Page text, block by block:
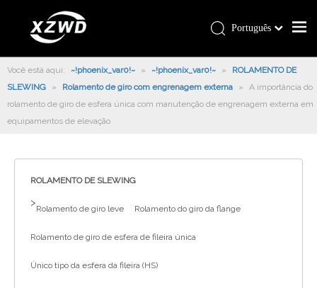
Português
Você está aqui: ~!phoenix_var0!~ » ~!phoenix_var0!~ »
ROLAMENTO DE
SLEWING
» Rolamento de giro com engrenagem externa »
A importância do
rolamento de giro de esfera única com manutenção de engrenagem externa em
equipamentos de elevação
ROLAMENTO DE SLEWING
>
Rolamento de giro leve Rolamento do giro da flange
Rolamento de giro de esfera de fileira única
Único tipo da esfera da fileira (HS)